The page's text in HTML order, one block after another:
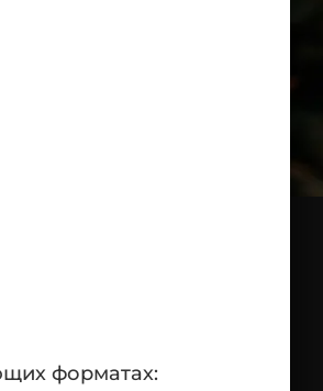
форматах: